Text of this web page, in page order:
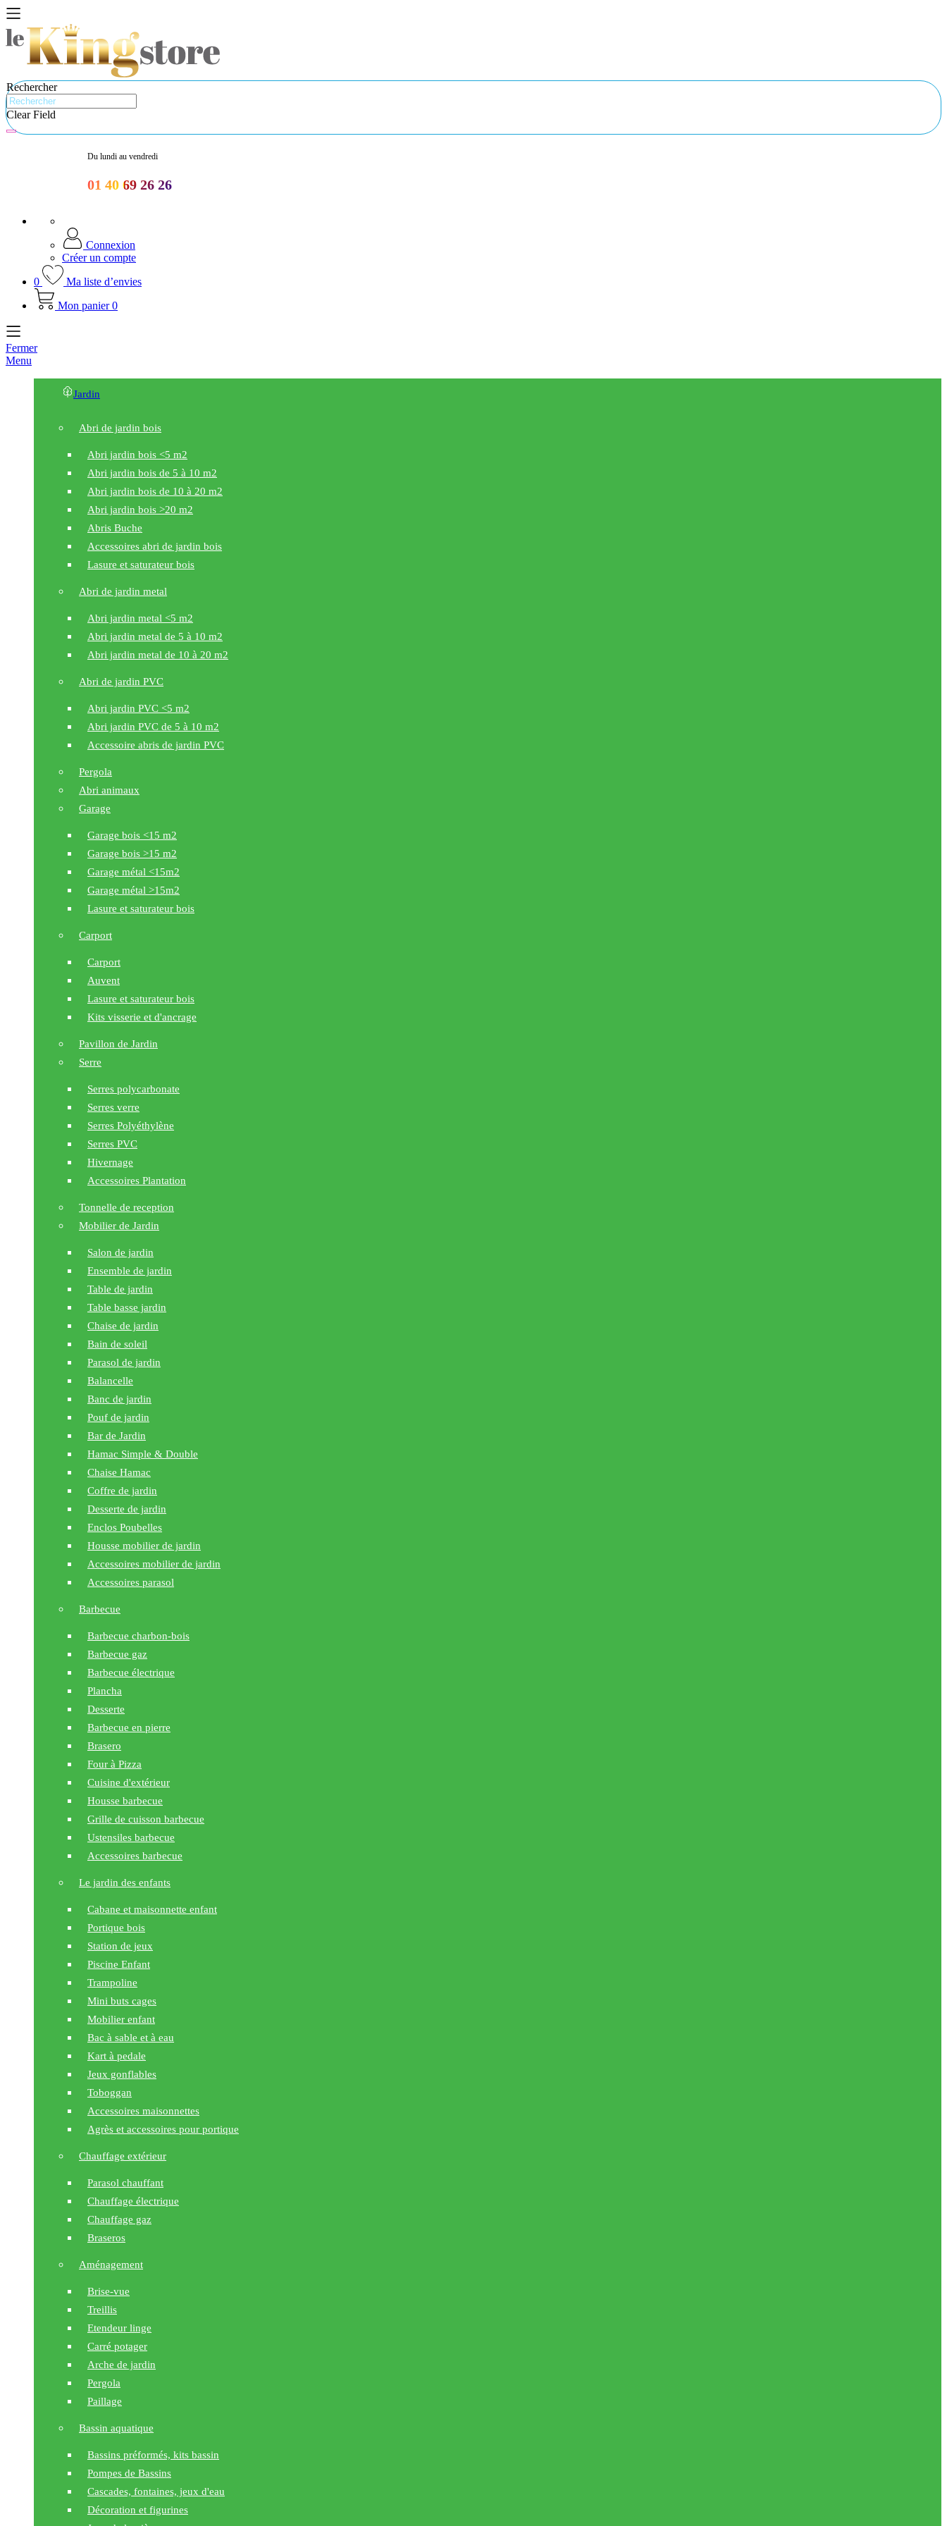
Rechercher
Clear Field
Du lundi au vendredi
01 40 69 26 26
Connexion
Créer un compte
0
Ma liste d’envies
Mon panier 0
Fermer
Menu
Jardin
Abri de jardin bois
Abri jardin bois <5 m2
Abri jardin bois de 5 à 10 m2
Abri jardin bois de 10 à 20 m2
Abri jardin bois >20 m2
Abris Buche
Accessoires abri de jardin bois
Lasure et saturateur bois
Abri de jardin metal
Abri jardin metal <5 m2
Abri jardin metal de 5 à 10 m2
Abri jardin metal de 10 à 20 m2
Abri de jardin PVC
Abri jardin PVC <5 m2
Abri jardin PVC de 5 à 10 m2
Accessoire abris de jardin PVC
Pergola
Abri animaux
Garage
Garage bois <15 m2
Garage bois >15 m2
Garage métal <15m2
Garage métal >15m2
Lasure et saturateur bois
Carport
Carport
Auvent
Lasure et saturateur bois
Kits visserie et d'ancrage
Pavillon de Jardin
Serre
Serres polycarbonate
Serres verre
Serres Polyéthylène
Serres PVC
Hivernage
Accessoires Plantation
Tonnelle de reception
Mobilier de Jardin
Salon de jardin
Ensemble de jardin
Table de jardin
Table basse jardin
Chaise de jardin
Bain de soleil
Parasol de jardin
Balancelle
Banc de jardin
Pouf de jardin
Bar de Jardin
Hamac Simple & Double
Chaise Hamac
Coffre de jardin
Desserte de jardin
Enclos Poubelles
Housse mobilier de jardin
Accessoires mobilier de jardin
Accessoires parasol
Barbecue
Barbecue charbon-bois
Barbecue gaz
Barbecue électrique
Plancha
Desserte
Barbecue en pierre
Brasero
Four à Pizza
Cuisine d'extérieur
Housse barbecue
Grille de cuisson barbecue
Ustensiles barbecue
Accessoires barbecue
Le jardin des enfants
Cabane et maisonnette enfant
Portique bois
Station de jeux
Piscine Enfant
Trampoline
Mini buts cages
Mobilier enfant
Bac à sable et à eau
Kart à pedale
Jeux gonflables
Toboggan
Accessoires maisonnettes
Agrès et accessoires pour portique
Chauffage extérieur
Parasol chauffant
Chauffage électrique
Chauffage gaz
Braseros
Aménagement
Brise-vue
Treillis
Etendeur linge
Carré potager
Arche de jardin
Pergola
Paillage
Bassin aquatique
Bassins préformés, kits bassin
Pompes de Bassins
Cascades, fontaines, jeux d'eau
Décoration et figurines